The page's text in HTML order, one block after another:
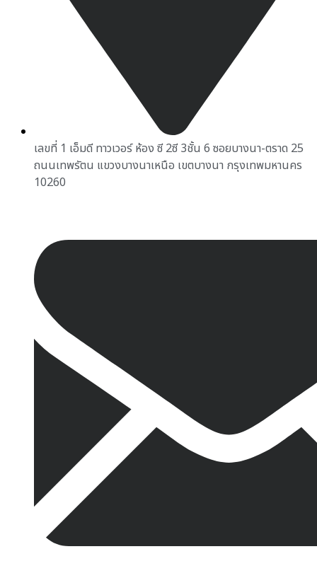
เลขที่ 1 เอ็มดี ทาวเวอร์ ห้อง ซี 2ซี 3ชั้น 6 ซอยบางนา-ตราด 25
ถนนเทพรัตน แขวงบางนาเหนือ เขตบางนา กรุงเทพมหานคร
10260